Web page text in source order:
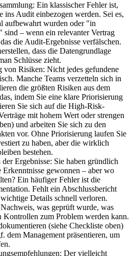
Ein klassischer Fehler ist,
ins Audit einbezogen werden. Sei es,
aufbewahrt wurden oder "in
sind – wenn ein relevanter Vertrag
die Audit-Ergebnisse verfälschen.
dass die Datengrundlage
Schlüsse zieht.
von Risiken: Nicht jedes gefundene
Manche Teams verzetteln sich in
die größten Risiken aus dem
indem Sie eine klare Priorisierung
Sie sich auf die High-Risk-
mit hohem Wert oder strengen
und arbeiten Sie sich zu den
vor. Ohne Priorisierung laufen Sie
zu haben, aber die wirklich
bestehen.
Ergebnisse: Sie haben gründlich
Erkenntnisse gewonnen – aber wo
Ein häufiger Fehler ist die
Fehlt ein Abschlussbericht
Details schnell verloren.
was geprüft wurde, was
Kontrollen zum Problem werden kann.
(siehe Checkliste oben)
dem Management präsentieren, um
Der vielleicht